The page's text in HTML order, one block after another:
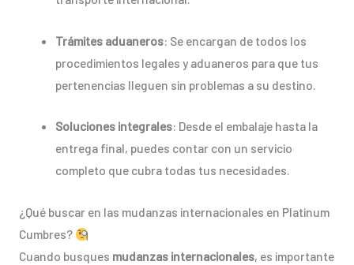
Trámites aduaneros: Se encargan de todos los
procedimientos legales y aduaneros para que tus
pertenencias lleguen sin problemas a su destino.
Soluciones integrales: Desde el embalaje hasta la
entrega final, puedes contar con un servicio
completo que cubra todas tus necesidades.
¿Qué buscar en las mudanzas internacionales en Platinum
Cumbres?
Cuando busques mudanzas internacionales, es importante